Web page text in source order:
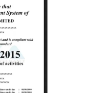
있습니
다.
anab.ansi.
org